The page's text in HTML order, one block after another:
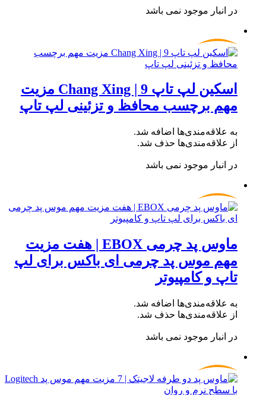
در انبار موجود نمی باشد
اسکین لپ تاپ Chang Xing | 9 مزیت
مهم برچسب محافظ و تزئینی لپ تاپ
به علاقه‌مندی‌ها اضافه شد.
از علاقه‌مندی‌ها حذف شد.
در انبار موجود نمی باشد
ماوس پد چرمی EBOX | هفت مزیت
مهم موس پد چرمی ای باکس برای لپ
تاپ و کامپیوتر
به علاقه‌مندی‌ها اضافه شد.
از علاقه‌مندی‌ها حذف شد.
در انبار موجود نمی باشد